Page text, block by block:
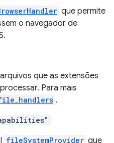
que permite
o navegador de
que as extensões
Para mais
.
fileSystemProvider que